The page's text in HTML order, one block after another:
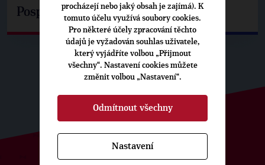
Pospíšil: Je tu pachuť
procházejí nebo jaký obsah je zajímá). K
tomuto účelu využívá soubory cookies.
Pro některé účely zpracování těchto
údajů je vyžadován souhlas uživatele,
který vyjádříte volbou „Přijmout
všechny“. Nastavení cookies můžete
změnit volbou „Nastavení“.
Odmítnout všechny
Nastavení